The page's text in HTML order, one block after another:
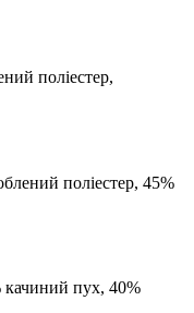
поліестер,
поліестер, 45%
пух, 40%